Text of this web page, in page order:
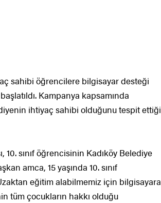
sahibi öğrencilere bilgisayar desteği
Kampanya kapsamında
ihtiyaç sahibi olduğunu tespit ettiği
sınıf öğrencisinin Kadıköy Belediye
amca, 15 yaşında 10. sınıf
eğitim alabilmemiz için bilgisayara
tüm çocukların hakkı olduğu